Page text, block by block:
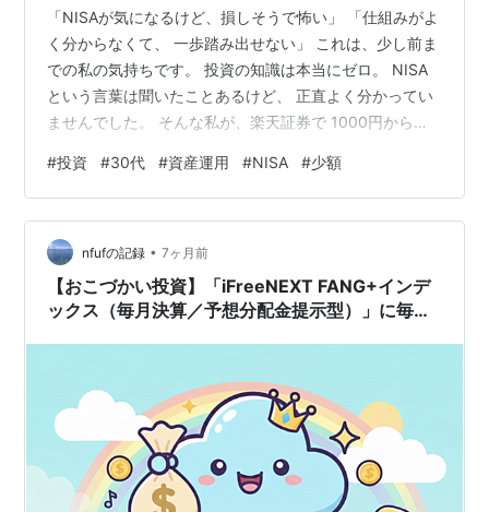
「NISAが気になるけど、損しそうで怖い」 「仕組みがよ
く分からなくて、 一歩踏み出せない」 これは、少し前ま
での私の気持ちです。 投資の知識は本当にゼロ。 NISA
という言葉は聞いたことあるけど、 正直よく分かってい
ませんでした。 そんな私が、楽天証券で 1000円から
線で、 正直な感想を書いてみます。 これから始めようか
迷っている方の 参考になれば嬉しいです。 NISAを始め
る前に一番怖かったのは、 損するかもしれない というこ
とでした。 ・投資＝お金が増える人と減る人がいる ・知
識がないと損しそう ・そもそもNISAの仕組みがよく分…
#投資 #30代 #資産運用 #NISA #少額
nfufの記録 • 7ヶ月前
【おこづかい投資】「iFreeNEXT FANG+インデ
ックス（毎月決算／予想分配金提示型）」に毎日